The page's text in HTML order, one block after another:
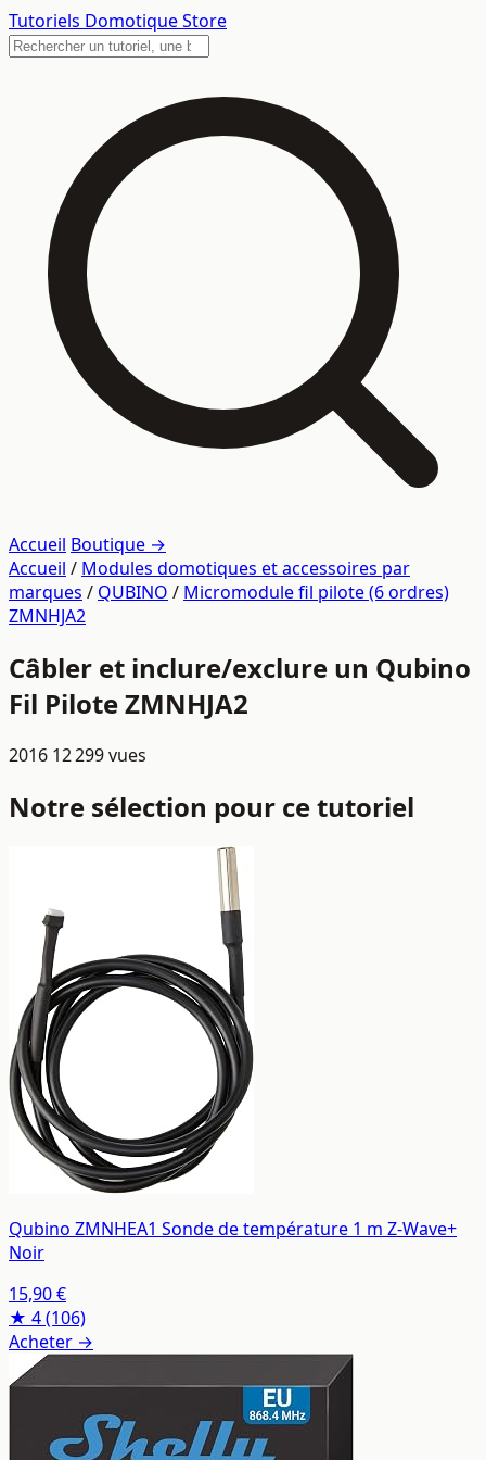
Tutoriels Domotique Store
Accueil Boutique →
Accueil / Modules domotiques et accessoires par
marques / QUBINO / Micromodule fil pilote (6 ordres)
ZMNHJA2
Câbler et inclure/exclure un Qubino
Fil Pilote ZMNHJA2
2016 12 299 vues
Notre sélection pour ce tutoriel
Qubino ZMNHEA1 Sonde de température 1 m Z-Wave+
Noir
15,90 €
★ 4(106)
Acheter →